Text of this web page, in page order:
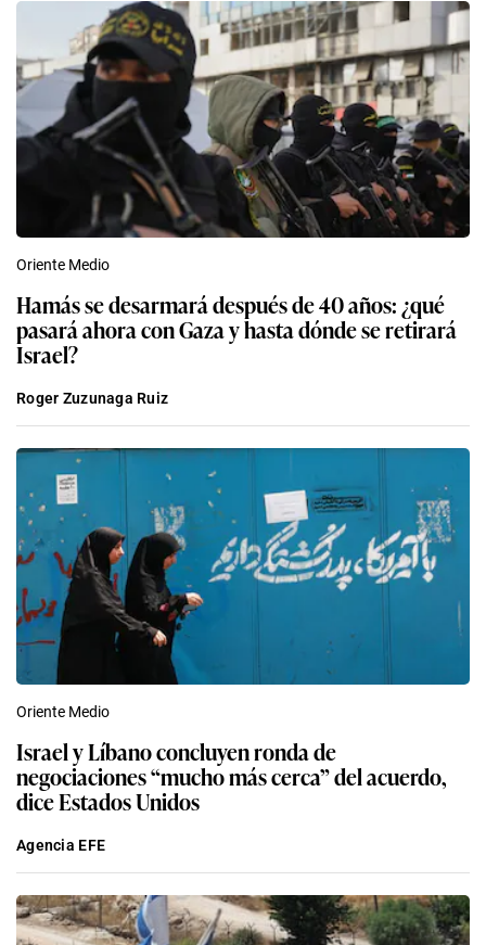
Oriente Medio
Hamás se desarmará después de 40 años: ¿qué
pasará ahora con Gaza y hasta dónde se retirará
Israel?
Roger Zuzunaga Ruiz
Oriente Medio
Israel y Líbano concluyen ronda de
negociaciones “mucho más cerca” del acuerdo,
dice Estados Unidos
Agencia EFE